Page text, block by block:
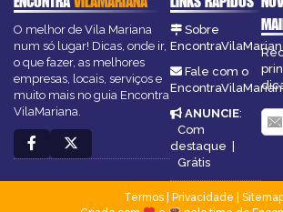
O melhor de Vila Mariana
num só lugar! Dicas, onde ir,
o que fazer, as melhores
empresas, locais, serviços e
muito mais no guia Encontra
VilaMariana.
Sobre
Fale com o
ANUNCIE:
Com
destaque |
Grátis
Termos| Privacidade